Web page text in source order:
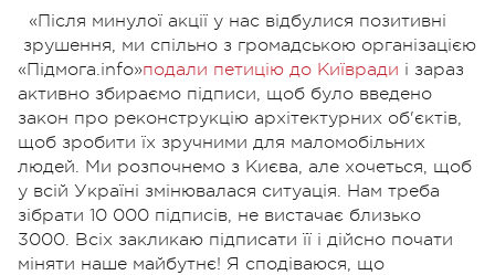
«Після минулої акції у нас відбулися позитивні
зрушення, ми спільно з громадською організацією
«Підмога.info»подали петицію до Київради і зараз
активно збираємо підписи, щоб було введено
закон про реконструкцію архітектурних об'єктів,
щоб зробити їх зручними для маломобільних
людей. Ми розпочнемо з Києва, але хочеться, щоб
у всій Україні змінювалася ситуація. Нам треба
зібрати 10 000 підписів, не вистачає близько
3000. Всіх закликаю підписати її і дійсно почати
міняти наше майбутнє! Я сподіваюся, що